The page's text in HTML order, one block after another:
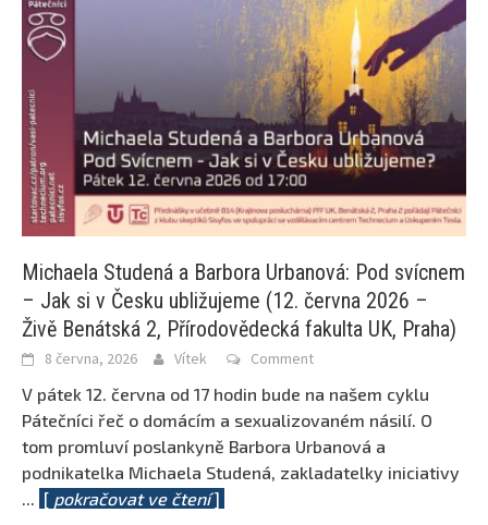
Michaela Studená a Barbora Urbanová: Pod svícnem
– Jak si v Česku ubližujeme (12. června 2026 –
Živě Benátská 2, Přírodovědecká fakulta UK, Praha)
8 června, 2026 Vítek Comment
V pátek 12. června od 17 hodin bude na našem cyklu
Pátečníci řeč o domácím a sexualizovaném násilí. O
tom promluví poslankyně Barbora Urbanová a
podnikatelka Michaela Studená, zakladatelky iniciativy
... [ pokračovat ve čtení]